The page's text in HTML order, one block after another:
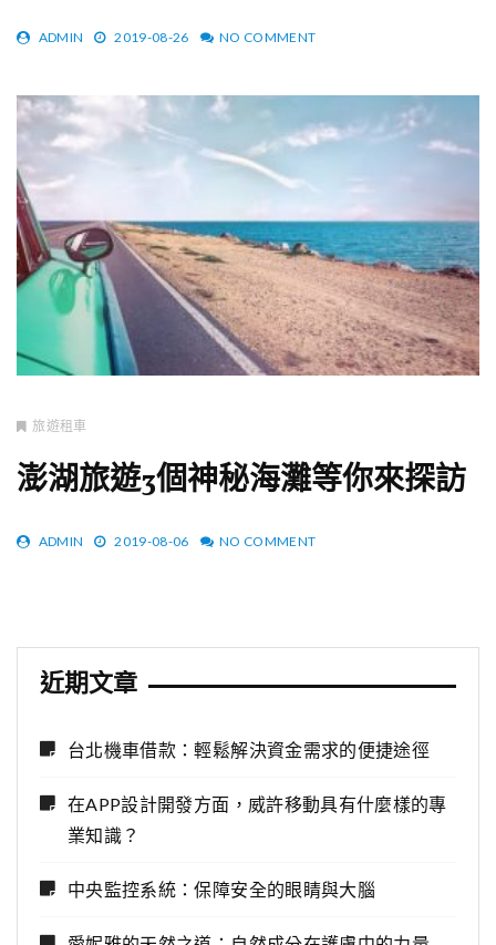
ADMIN 2019-08-26 NO COMMENT
旅遊租車
澎湖旅遊3個神秘海灘等你來探訪
ADMIN 2019-08-06 NO COMMENT
近期文章
台北機車借款：輕鬆解決資金需求的便捷途徑
在APP設計開發方面，威許移動具有什麼樣的專
業知識？
中央監控系統：保障安全的眼睛與大腦